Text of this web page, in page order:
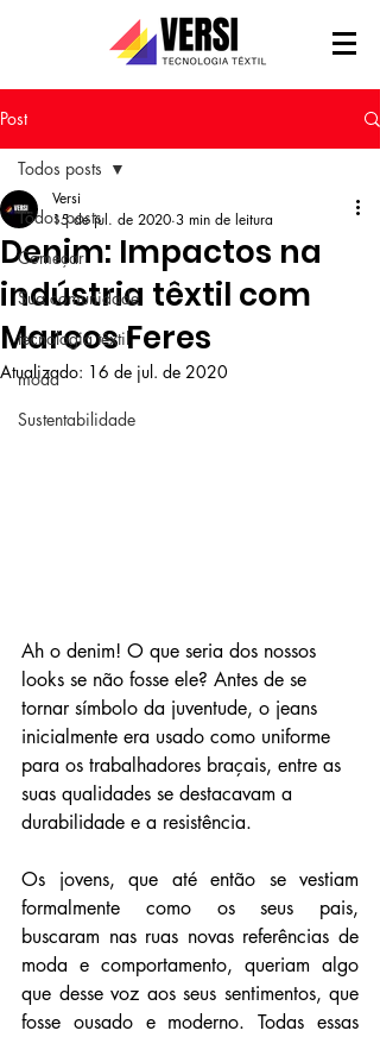
Post
Todos posts
Começar
Sua comunidade
tecnologia têxtil
moda
Sustentabilidade
Todos posts
Denim: Impactos na
indústria têxtil com
Marcos Feres
Versi
15 de jul. de 2020 3 min de leitura
Atualizado: 16 de jul. de 2020
Ah o denim! O que seria dos nossos
looks se não fosse ele? Antes de se
tornar símbolo da juventude, o jeans
inicialmente era usado como uniforme
para os trabalhadores braçais, entre as
suas qualidades se destacavam a
durabilidade e a resistência.
Os jovens, que até então se vestiam
formalmente como os seus pais,
buscaram nas ruas novas referências de
moda e comportamento, queriam algo
que desse voz aos seus sentimentos, que
fosse ousado e moderno. Todas essas